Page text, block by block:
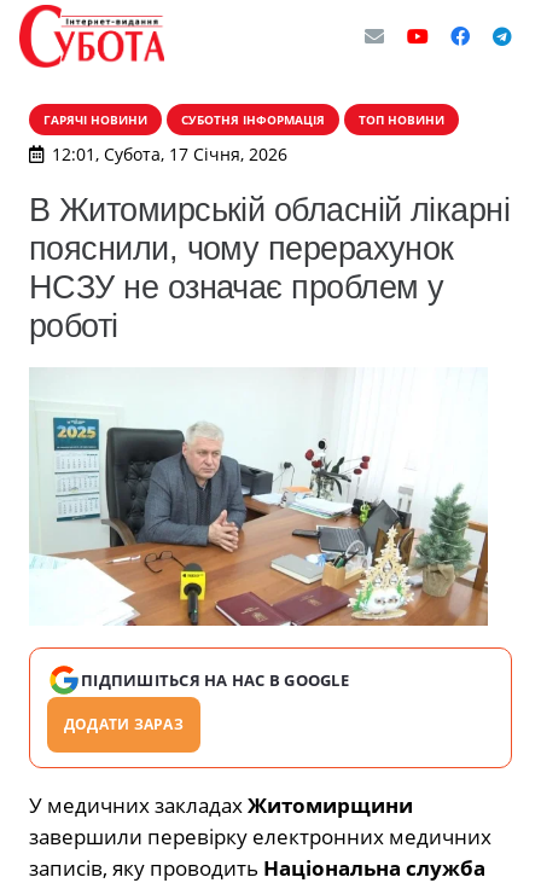
ГАРЯЧІ НОВИНИ СУБОТНЯ ІНФОРМАЦІЯ ТОП НОВИНИ
12:01, Субота, 17 Січня, 2026
В Житомирській обласній лікарні
пояснили, чому перерахунок
НСЗУ не означає проблем у
роботі
ПІДПИШІТЬСЯ НА НАС В GOOGLE
ДОДАТИ ЗАРАЗ
У медичних закладахЖитомирщини
завершили перевірку електронних медичних
записів, яку проводить Національна служба